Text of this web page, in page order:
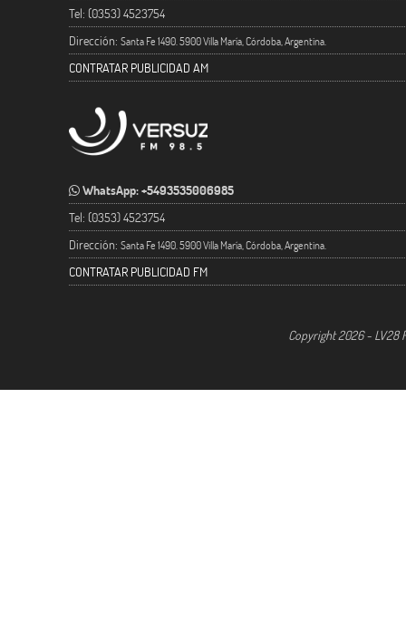
Tel: (0353) 4523754
Dirección: Santa Fe 1490. 5900 Villa María, Córdoba, Argentina.
CONTRATAR PUBLICIDAD AM
WhatsApp: +5493535006985
Tel: (0353) 4523754
Dirección: Santa Fe 1490. 5900 Villa María, Córdoba, Argentina.
CONTRATAR PUBLICIDAD FM
Copyright 2026 - LV28